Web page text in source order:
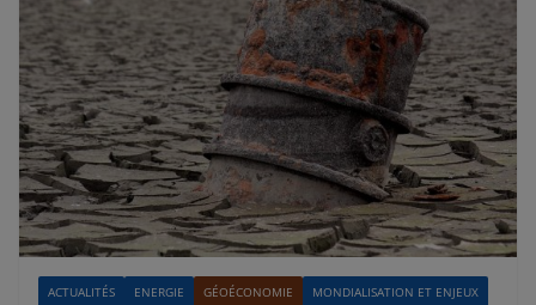
ACTUALITÉS ENERGIE GÉOÉCONOMIE MONDIALISATION ET ENJEUX